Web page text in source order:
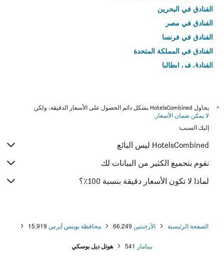
الفنادق في البحرين
الفنادق في مصر
الفنادق في فرنسا
الفنادق في المملكة المتحدة
الفنادق في إيطاليا
*
يحاول HotelsCombined بشكل دائم الحصول على الأسعار الدقيقة، ولكن
لا يمكن ضمان الأسعار .
إليك السبب:
HotelsCombined ليس البائع
نقوم بتجميع الكثير من البيانات لك
لماذا لا تكون الأسعار دقيقة بنسبة 100٪؟
الصفحة الرئيسية الأرجنتين 66,249 محافظة بوينس أيرس 15,919
بينامار 541 هوتل ديل بوسكي